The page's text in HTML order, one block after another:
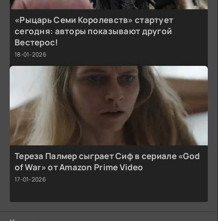
«Рыцарь Семи Королевств» стартует
сегодня: авторы показывают другой
Вестерос!
18-01-2026
Тереза Палмер сыграет Сиф в сериале «God
of War» от Amazon Prime Video
17-01-2026